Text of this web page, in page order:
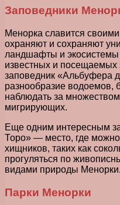
Заповедники
Менорка славится
охраняют и сохраняют
ландшафты и
известных и посещаемых
заповедник «Альбуфера
разнообразие водоемов,
наблюдать за
мигрирующих.
Еще одним интересным
Торо» — место, где можно
хищников, таких как
прогуляться по
видами природы Менорки.
Парки Менорки